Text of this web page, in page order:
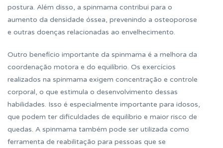
postura. Além disso, a spinmama contribui para o
aumento da densidade óssea, prevenindo a osteoporose
e outras doenças relacionadas ao envelhecimento.
Outro benefício importante da spinmama é a melhora da
coordenação motora e do equilíbrio. Os exercícios
realizados na spinmama exigem concentração e controle
corporal, o que estimula o desenvolvimento dessas
habilidades. Isso é especialmente importante para idosos,
que podem ter dificuldades de equilíbrio e maior risco de
quedas. A spinmama também pode ser utilizada como
ferramenta de reabilitação para pessoas que se